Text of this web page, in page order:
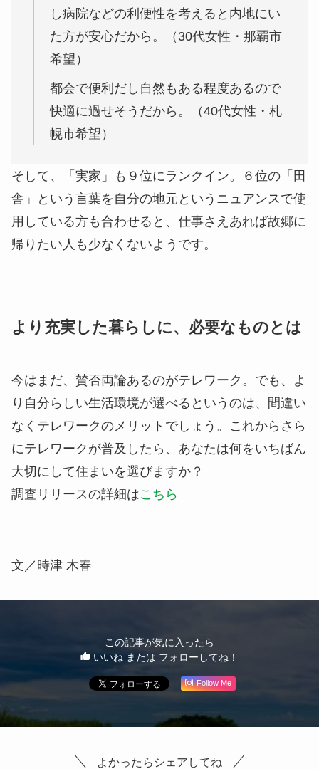
し病院などの利便性を考えると内地にい
た方が安心だから。（30代女性・那覇市
希望）
都会で便利だし自然もある程度あるので
快適に過せそうだから。（40代女性・札
幌市希望）
そして、「実家」も９位にランクイン。６位の「田
舎」という言葉を自分の地元というニュアンスで使
用している方も合わせると、仕事さえあれば故郷に
帰りたい人も少なくないようです。
より充実した暮らしに、必要なものとは
今はまだ、賛否両論あるのがテレワーク。でも、よ
り自分らしい生活環境が選べるというのは、間違い
なくテレワークのメリットでしょう。これからさら
にテレワークが普及したら、あなたは何をいちばん
大切にして住まいを選びますか？
調査リリースの詳細はこちら
文／時津 木春
この記事が気に入ったら
いいね または フォローしてね！
Follow Me
よかったらシェアしてね